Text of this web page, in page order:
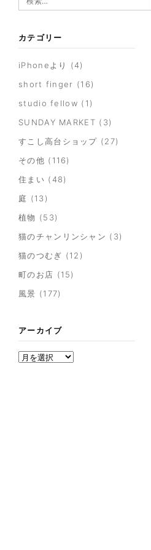
カテゴリー
iPhoneより
(4)
short finger (16)
studio fellow (1)
SUNDAY MARKET (3)
すこし高台ショップ (27)
その他 (116)
住まい (48)
庭 (13)
植物 (53)
猫のチャンリンシャン (3)
猫のつむぎ (12)
町のお店 (15)
風景 (177)
アーカイブ
アーカイブ